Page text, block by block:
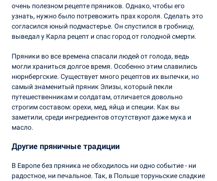
очень полезном рецепте пряников. Однако, чтобы его
узнать, нужно было потревожить прах короля. Сделать это
согласился юный подмастерье. Он спустился в гробницу,
выведал у Карла рецепт и спас город от голодной смерти.
Пряники во все времена спасали людей от голода, ведь
могли храниться долгое время. Особенно этим славились
нюрнбергские. Существует много рецептов их выпечки, но
самый знаменитый пряник Элизы, который пекли
путешественникам и солдатам, отличается довольно
строгим составом: орехи, мед, яйца и специи. Как вы
заметили, среди ингредиентов отсутствуют даже мука и
масло.
Другие пряничные традиции
В Европе без пряника не обходилось ни одно событие - ни
радостное, ни печальное. Так, в Польше торуньские сладкие